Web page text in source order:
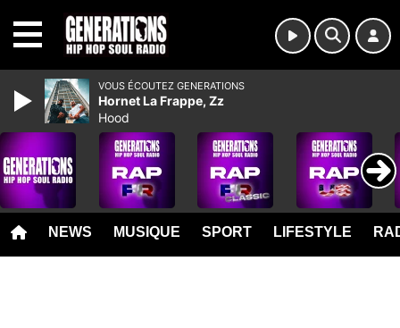
NEWS MUSIQUE SPORT LIFESTYLE
VOUS ÉCOUTEZ GENERATIONS
Hornet La Frappe, Zz
Hood